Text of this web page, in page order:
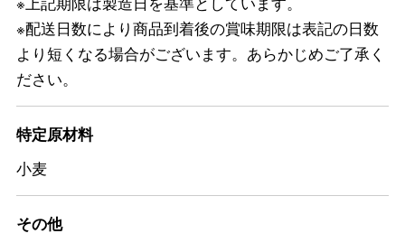
※配送日数により商品到着後の賞味期限は表記の日数
より短くなる場合がございます。あらかじめご了承く
ださい。
特定原材料
小麦
その他